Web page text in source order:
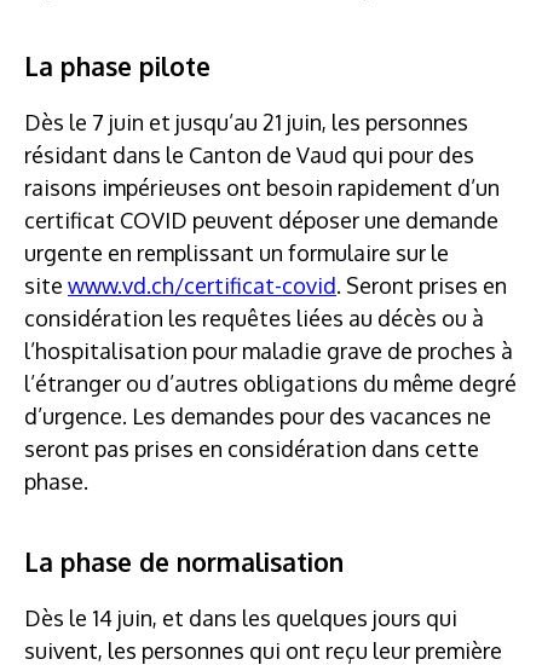
La phase pilote
Dès le 7 juin et jusqu’au 21 juin, les personnes
résidant dans le Canton de Vaud qui pour des
raisons impérieuses ont besoin rapidement d’un
certificat COVID peuvent déposer une demande
urgente en remplissant un formulaire sur le
site www.vd.ch/certificat-covid. Seront prises en
considération les requêtes liées au décès ou à
l’hospitalisation pour maladie grave de proches à
l’étranger ou d’autres obligations du même degré
d’urgence. Les demandes pour des vacances ne
seront pas prises en considération dans cette
phase.
La phase de normalisation
Dès le 14 juin, et dans les quelques jours qui
suivent, les personnes qui ont reçu leur première